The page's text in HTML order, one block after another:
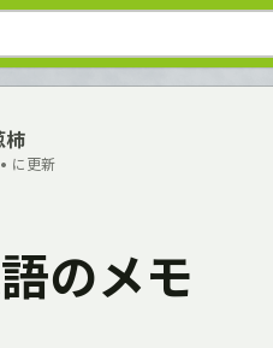
柿
投稿 • に更新
のメモ